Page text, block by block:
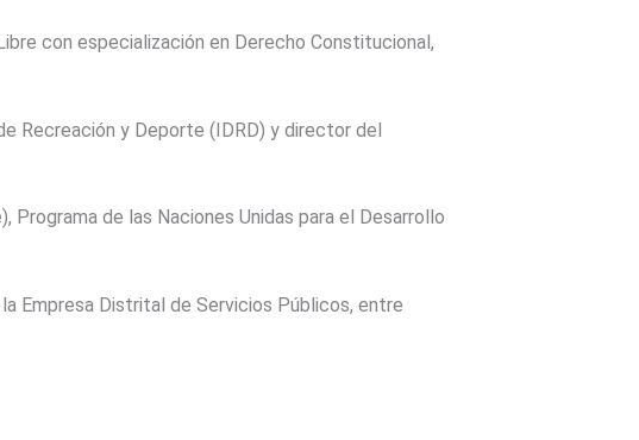
con especialización en Derecho Constitucional,
Recreación y Deporte (IDRD) y director del
de las Naciones Unidas para el Desarrollo
Empresa Distrital de Servicios Públicos, entre